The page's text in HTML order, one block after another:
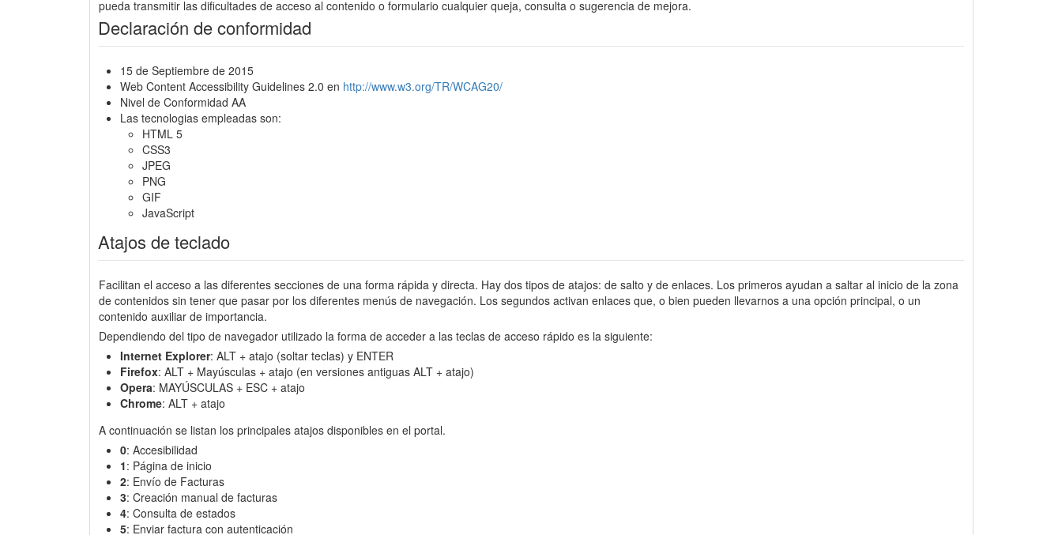
pueda transmitir las dificultades de acceso al contenido o formulario cualquier queja, consulta o sugerencia de mejora.
Declaración de conformidad
15 de Septiembre de 2015
Web Content Accessibility Guidelines 2.0 en http://www.w3.org/TR/WCAG20/
Nivel de Conformidad AA
Las tecnologias empleadas son:
HTML 5
CSS3
JPEG
PNG
GIF
JavaScript
Atajos de teclado
Facilitan el acceso a las diferentes secciones de una forma rápida y directa. Hay dos tipos de atajos: de salto y de enlaces. Los primeros ayudan a saltar al inicio de la zona
de contenidos sin tener que pasar por los diferentes menús de navegación. Los segundos activan enlaces que, o bien pueden llevarnos a una opción principal, o un
contenido auxiliar de importancia.
Dependiendo del tipo de navegador utilizado la forma de acceder a las teclas de acceso rápido es la siguiente:
Internet Explorer: ALT + atajo (soltar teclas) y ENTER
Firefox: ALT + Mayúsculas + atajo (en versiones antiguas ALT + atajo)
Opera: MAYÚSCULAS + ESC + atajo
Chrome: ALT + atajo
A continuación se listan los principales atajos disponibles en el portal.
0: Accesibilidad
1: Página de inicio
2: Envío de Facturas
3: Creación manual de facturas
4: Consulta de estados
5: Enviar factura con autenticación